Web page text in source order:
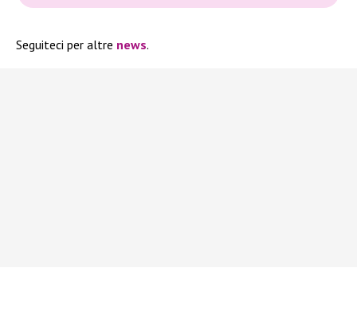
Seguiteci per altre news.